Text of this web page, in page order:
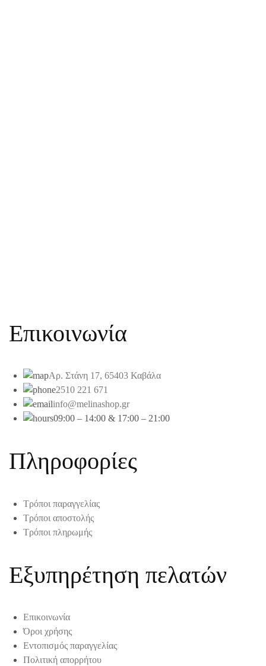
Επικοινωνία
Αρ. Στάνη 17, 65403 Καβάλα
2510 221 671
info@melinashop.gr
09:00 – 14:00 & 17:00 – 21:00
Πληροφορίες
Τρόποι παραγγελίας
Τρόποι αποστολής
Τρόποι πληρωμής
Εξυπηρέτηση πελατών
Επικοινωνία
Όροι χρήσης
Εντοπισμός παραγγελίας
Πολιτική απορρήτου